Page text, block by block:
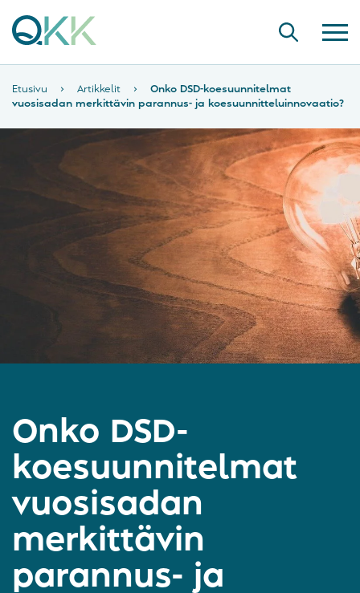
Etusivu › Artikkelit ›
Onko DSD-koesuunnitelmat
vuosisadan merkittävin parannus- ja koesuunnitteluinnovaatio?
Onko DSD-
koesuunnitelmat
vuosisadan
merkittävin
parannus- ja